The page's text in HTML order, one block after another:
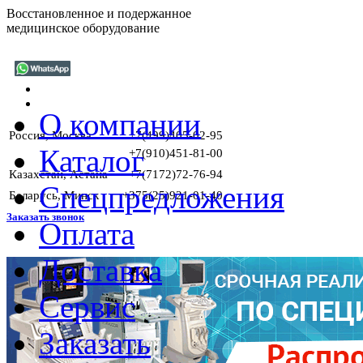
Восстановленное и подержанное
медицинское оборудование
Россия, Москва
+7(499)405-02-95
+7(910)451-81-00
Казахстан, Астана
+7(7172)72-76-94
Беларусь, Минск
+375(25)921-01-40
Заказать звонок
О компании
Каталог
Спецпредложения
Оплата
Доставка
Сервис
Заказать